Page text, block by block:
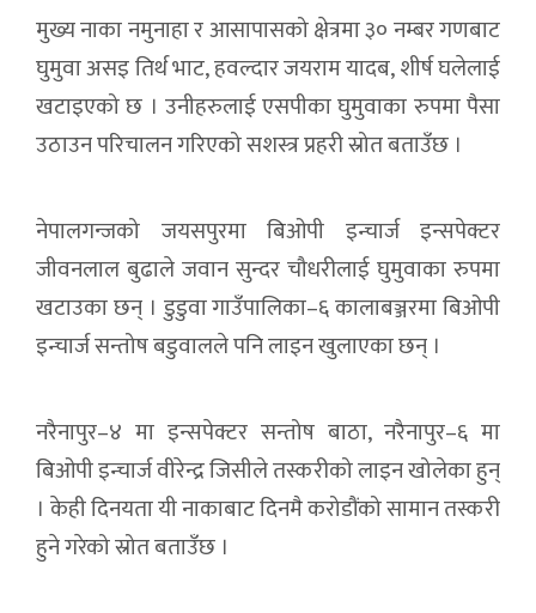
मुख्य नाका नमुनाहा र आसापासको क्षेत्रमा ३० नम्बर गणबाट
घुमुवा असइ तिर्थ भाट, हवल्दार जयराम यादब, शीर्ष घलेलाई
खटाइएको छ । उनीहरुलाई एसपीका घुमुवाका रुपमा पैसा
उठाउन परिचालन गरिएको सशस्त्र प्रहरी स्रोत बताउँछ ।
नेपालगन्जको जयसपुरमा बिओपी इन्चार्ज इन्सपेक्टर
जीवनलाल बुढाले जवान सुन्दर चौधरीलाई घुमुवाका रुपमा
खटाउका छन् । डुडुवा गाउँपालिका–६ कालाबञ्जरमा बिओपी
इन्चार्ज सन्तोष बडुवालले पनि लाइन खुलाएका छन् ।
नरैनापुर–४ मा इन्सपेक्टर सन्तोष बाठा, नरैनापुर–६ मा
बिओपी इन्चार्ज वीरेन्द्र जिसीले तस्करीको लाइन खोलेका हुन्
। केही दिनयता यी नाकाबाट दिनमै करोडौंको सामान तस्करी
हुने गरेको स्रोत बताउँछ ।